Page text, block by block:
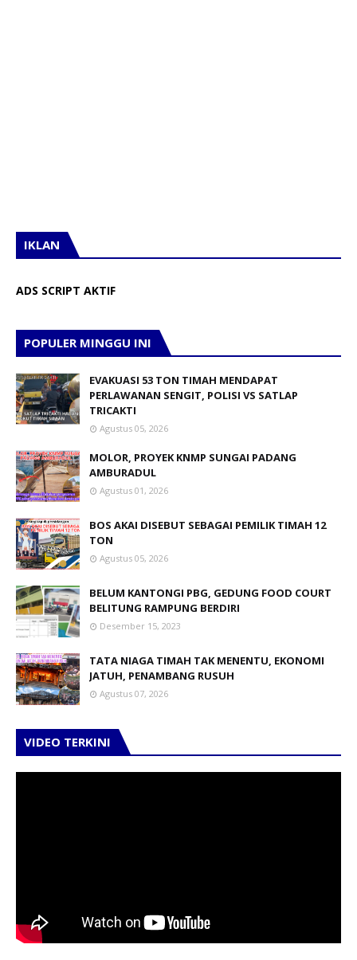
IKLAN
ADS SCRIPT AKTIF
POPULER MINGGU INI
EVAKUASI 53 TON TIMAH MENDAPAT
PERLAWANAN SENGIT, POLISI VS SATLAP
TRICAKTI
Agustus 05, 2026
MOLOR, PROYEK KNMP SUNGAI PADANG
AMBURADUL
Agustus 01, 2026
BOS AKAI DISEBUT SEBAGAI PEMILIK TIMAH 12
TON
Agustus 05, 2026
BELUM KANTONGI PBG, GEDUNG FOOD COURT
BELITUNG RAMPUNG BERDIRI
Desember 15, 2023
TATA NIAGA TIMAH TAK MENENTU, EKONOMI
JATUH, PENAMBANG RUSUH
Agustus 07, 2026
VIDEO TERKINI